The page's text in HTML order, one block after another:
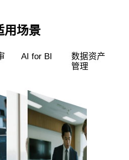
用场景
AI for BI
数据资产
管理